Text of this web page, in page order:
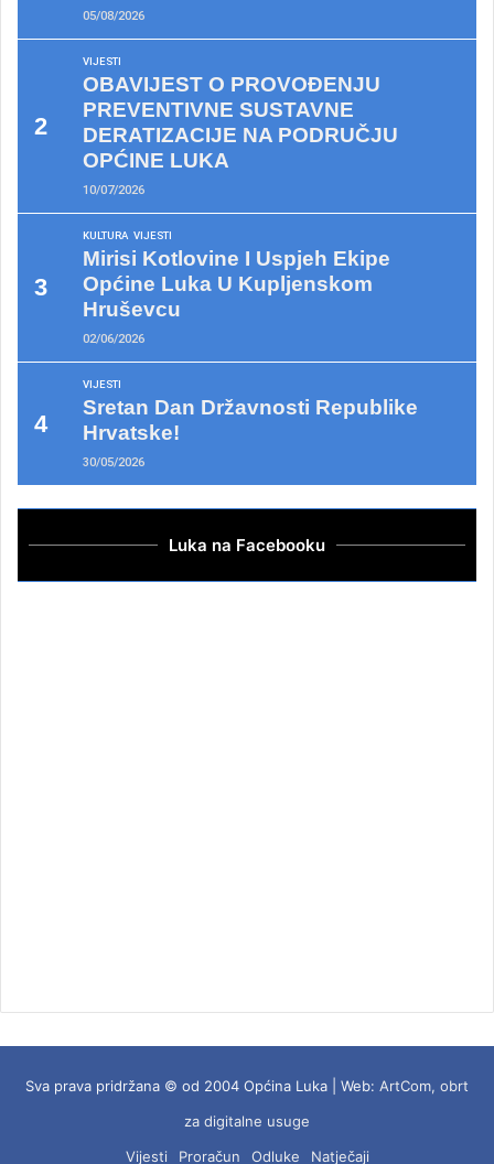
05/08/2026
VIJESTI
OBAVIJEST O PROVOĐENJU
PREVENTIVNE SUSTAVNE
DERATIZACIJE NA PODRUČJU
OPĆINE LUKA
10/07/2026
KULTURA VIJESTI
Mirisi Kotlovine I Uspjeh Ekipe
Općine Luka U Kupljenskom
Hruševcu
02/06/2026
VIJESTI
Sretan Dan Državnosti Republike
Hrvatske!
30/05/2026
Luka na Facebooku
Sva prava pridržana © od 2004 Općina Luka | Web: ArtCom, obrt
za digitalne usuge
Vijesti
Proračun Odluke Natječaji